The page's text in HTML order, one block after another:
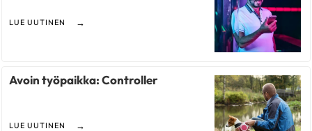
LUE UUTINEN
Avoin työpaikka: Controller
LUE UUTINEN